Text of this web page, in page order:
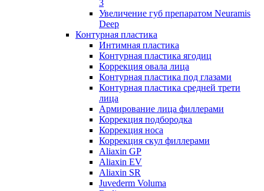
3
Увеличение губ препаратом Neuramis
Deep
Контурная пластика
Интимная пластика
Контурная пластика ягодиц
Коррекция овала лица
Контурная пластика под глазами
Контурная пластика средней трети
лица
Армирование лица филлерами
Коррекция подбородка
Коррекция носа
Коррекция скул филлерами
Aliaxin GP
Aliaxin EV
Aliaxin SR
Juvederm Voluma